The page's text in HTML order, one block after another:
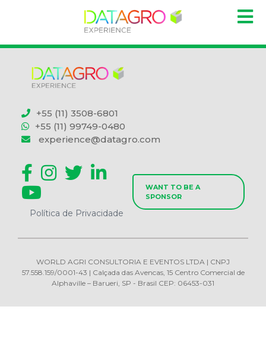
+55 (11) 3508-6801
+55 (11) 99749-0480
experience@datagro.com
Política de Privacidade
WANT TO BE A
SPONSOR
WORLD AGRI CONSULTORIA E EVENTOS LTDA | CNPJ
57.558.159/0001-43 | Calçada das Avencas, 15 Centro Comercial de
Alphaville – Barueri, SP - Brasil CEP: 06453-031